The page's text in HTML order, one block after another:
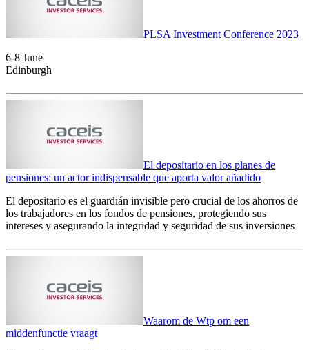
PLSA Investment Conference 2023
6-8 June
Edinburgh
El depositario en los planes de
pensiones: un actor indispensable que aporta valor añadido
El depositario es el guardián invisible pero crucial de los ahorros de
los trabajadores en los fondos de pensiones, protegiendo sus
intereses y asegurando la integridad y seguridad de sus inversiones
Waarom de Wtp om een
middenfunctie vraagt